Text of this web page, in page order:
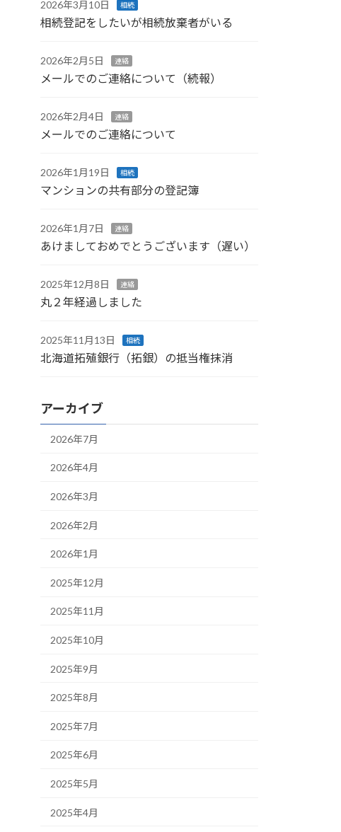
2026年3月10日 相続
相続登記をしたいが相続放棄者がいる
2026年2月5日 連絡
メールでのご連絡について（続報）
2026年2月4日 連絡
メールでのご連絡について
2026年1月19日 相続
マンションの共有部分の登記簿
2026年1月7日 連絡
あけましておめでとうございます（遅い）
2025年12月8日 連絡
丸２年経過しました
2025年11月13日 相続
北海道拓殖銀行（拓銀）の抵当権抹消
アーカイブ
2026年7月
2026年4月
2026年3月
2026年2月
2026年1月
2025年12月
2025年11月
2025年10月
2025年9月
2025年8月
2025年7月
2025年6月
2025年5月
2025年4月